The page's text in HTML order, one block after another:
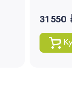
31 550 руб.